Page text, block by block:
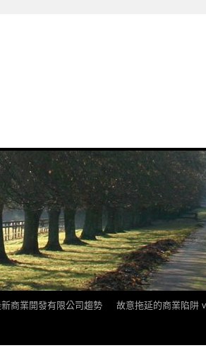
商業開發有限公司趨勢 故意拖延的商業陷阱